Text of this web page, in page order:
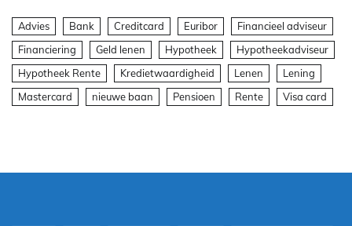
Advies Bank Creditcard Euribor
Financieel adviseur
Financiering
Geld lenen Hypotheek
Hypotheekadviseur
Hypotheek Rente
Kredietwaardigheid Lenen
Lening
Mastercard
nieuwe baan Pensioen Rente Visa card